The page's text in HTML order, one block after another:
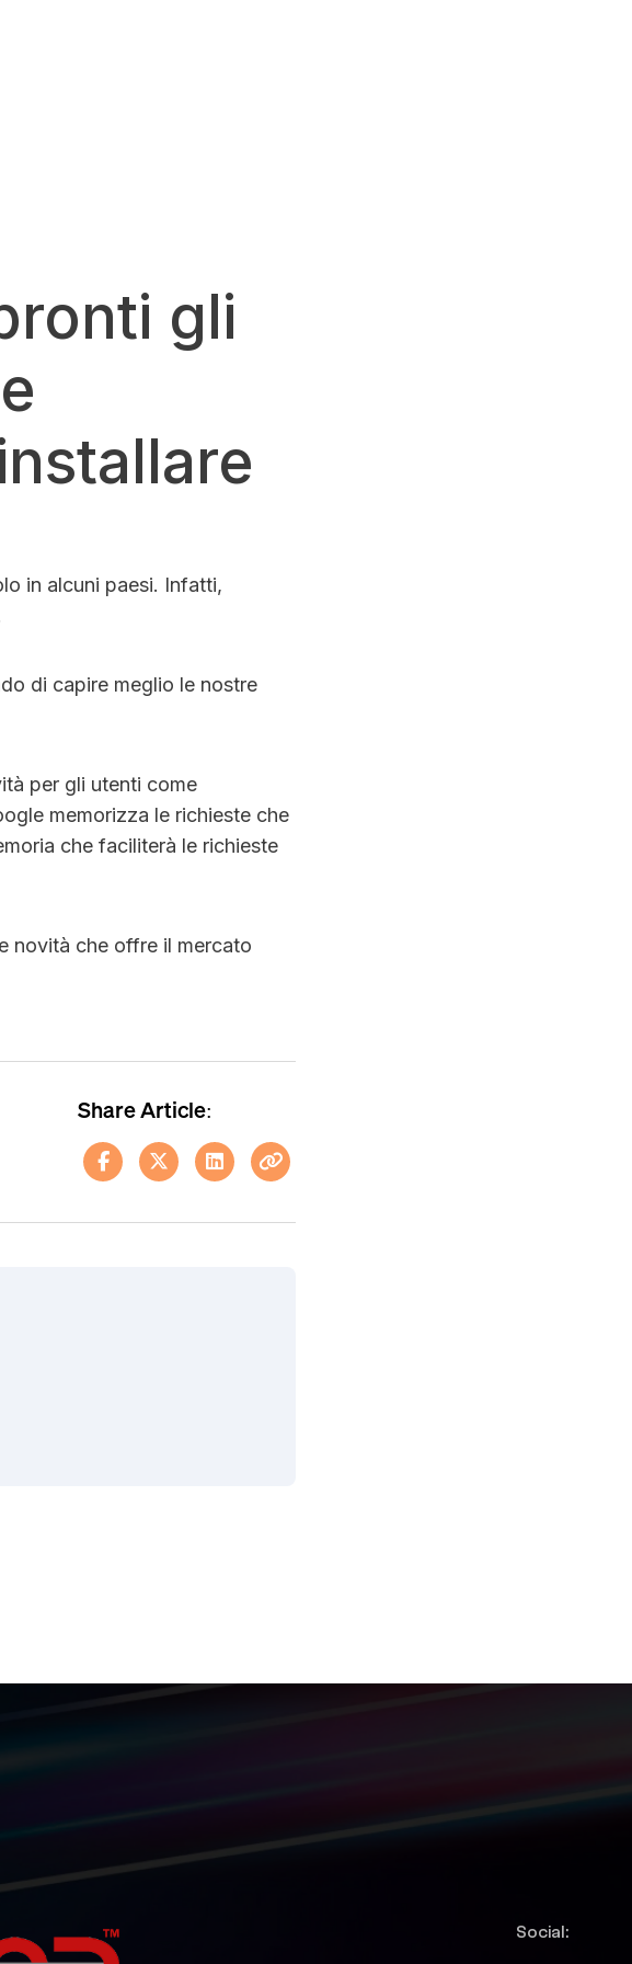
gli
in alcuni paesi. Infatti,
di capire meglio le nostre
per gli utenti come
memorizza le richieste che
che faciliterà le richieste
novità che offre il mercato
Share Article:
Social: